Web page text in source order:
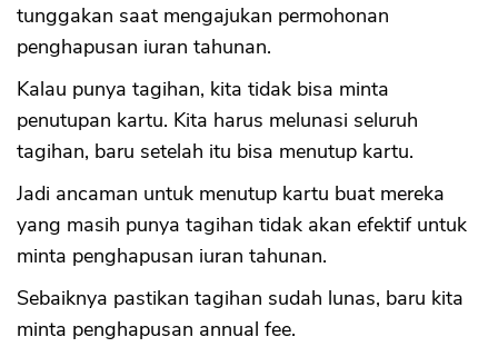
tunggakan saat mengajukan permohonan
penghapusan iuran tahunan.
Kalau punya tagihan, kita tidak bisa minta
penutupan kartu. Kita harus melunasi seluruh
tagihan, baru setelah itu bisa menutup kartu.
Jadi ancaman untuk menutup kartu buat mereka
yang masih punya tagihan tidak akan efektif untuk
minta penghapusan iuran tahunan.
Sebaiknya pastikan tagihan sudah lunas, baru kita
minta penghapusan annual fee.